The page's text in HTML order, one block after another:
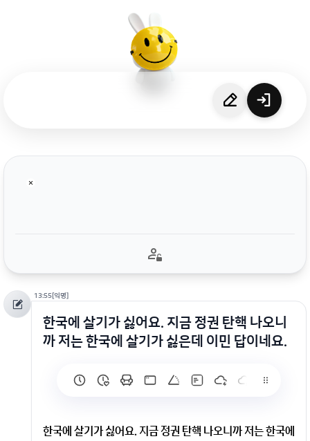
13:55[익명]
한국에 살기가 싫어요. 지금 정권 탄핵 나오니
까 저는 한국에 살기가 싫은데 이민 답이네요.
한국에 살기가 싫어요. 지금 정권 탄핵 나오니까 저는 한국에